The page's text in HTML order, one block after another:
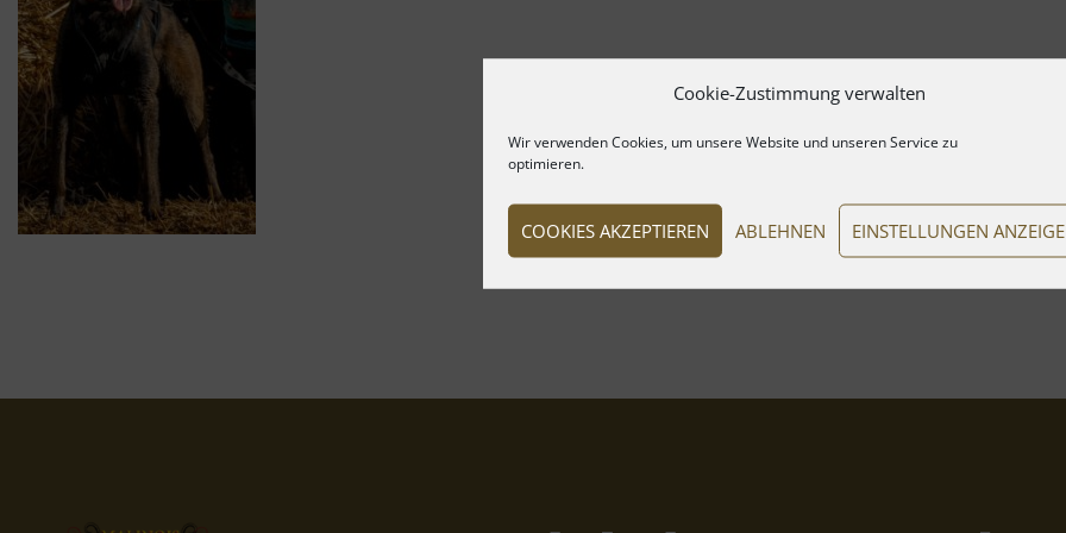
Cookie-Zustimmung verwalten
Wir verwenden Cookies, um unsere Website und unseren Service zu
optimieren.
COOKIES AKZEPTIEREN ABLEHNEN EINSTELLUNGEN